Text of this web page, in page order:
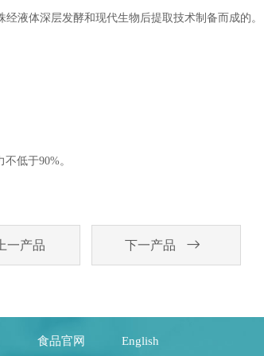
经液体深层发酵和现代生物后提取技术制备而成
低于90%。
上一产品 下一产品
食品官网 English